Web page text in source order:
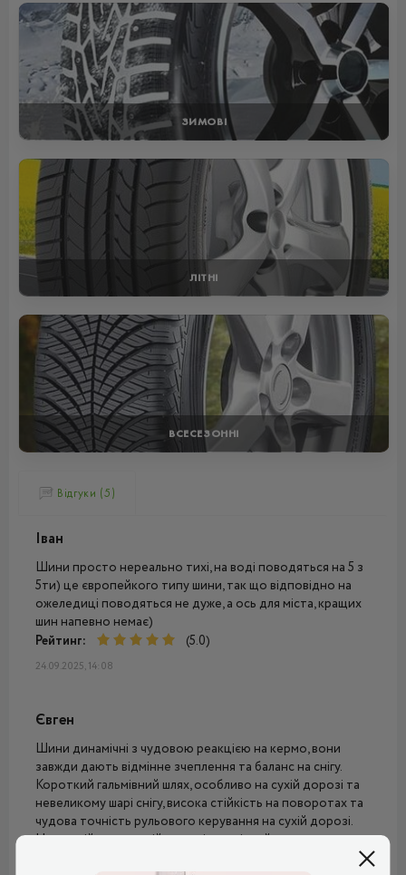
ЗИМОВІ
ЛІТНІ
ВСЕСЕЗОННІ
Відгуки (5)
Іван
Шини просто нереально тихі, на воді поводяться на 5 з
5ти) це європейкого типу шини, так що відповідно на
ожеледиці поводяться не дуже, а ось для міста, кращих
шин напевно немає)
Рейтинг:
(5.0)
24.09.2025, 14:08
Євген
Шини динамічні з чудовою реакцією на кермо, вони
завжди дають відмінне зчеплення та баланс на снігу.
Короткий гальмівний шлях, особливо на сухій дорозі та
невеликому шарі снігу, висока стійкість на поворотах та
чудова точність рульового керування на сухій дорозі.
На мокрій та слизькій дорозі гальмівний шлях довше, але